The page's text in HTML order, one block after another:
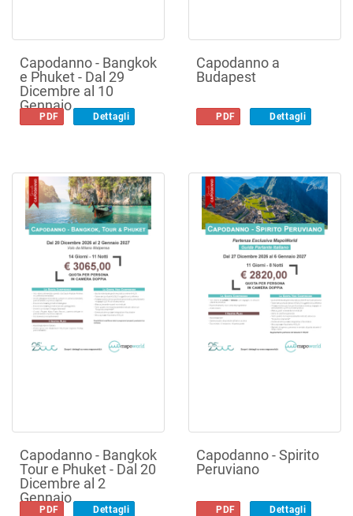
Capodanno - Bangkok
e Phuket - Dal 29
Dicembre al 10
Gennaio
PDF Dettagli
Capodanno a
Budapest
PDF Dettagli
Capodanno - Bangkok
Tour e Phuket - Dal 20
Dicembre al 2
Gennaio
PDF Dettagli
Capodanno - Spirito
Peruviano
PDF Dettagli